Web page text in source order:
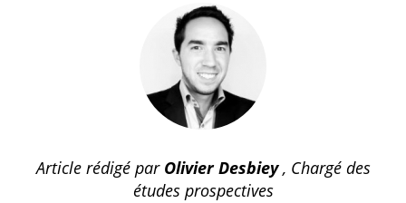
Article rédigé par Olivier Desbiey, Chargé des
études prospectives